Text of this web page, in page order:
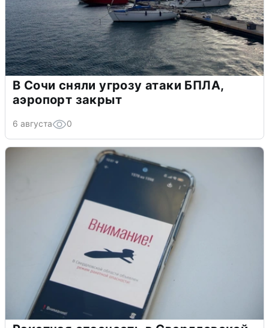
В Сочи сняли угрозу атаки БПЛА,
аэропорт закрыт
6 августа 0